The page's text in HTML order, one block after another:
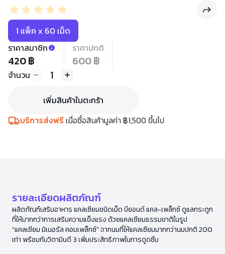
1 แพ็ค x 60 เม็ด
ราคาสมาชิก
420 ฿
ราคาปกติ
600 ฿
จำนวน 1
เพิ่มสินค้าในตะกร้า
บริการส่งฟรีเมื่อซื้อสินค้ามูลค่า ฿1,500 ขึ้นไป
รายละเอียดผลิตภัณฑ์
ผลิตภัณฑ์เสริมอาหาร แคลเซียมชนิดเม็ด บียอนด์ แคล-เพล็กซ์ ดูแลกระดูก
ที่ให้มากกว่าการเสริมความแข็งแรง ด้วยแคลเซียมธรรมชาติในรูป
“แคลเซียม มิเนอรัล คอมเพล็กซ์” จากนมที่ให้แคลเซียมมากกว่านมปกติ 200
เท่า พร้อมกับวิตามินดี 3 เพิ่มประสิทธิภาพในการดูดซึม